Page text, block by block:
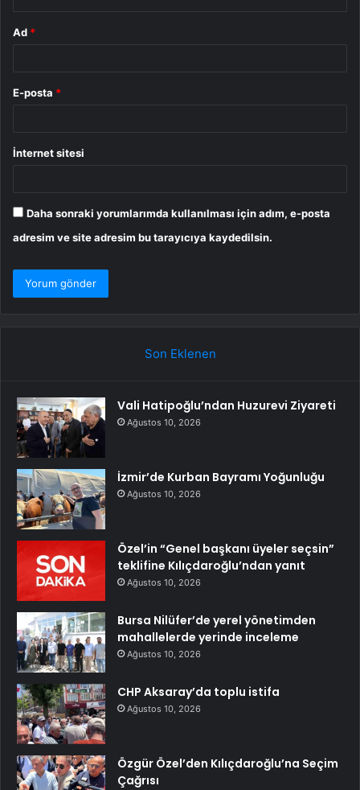
Ad *
E-posta *
İnternet sitesi
Daha sonraki yorumlarımda kullanılması için adım, e-posta
adresim ve site adresim bu tarayıcıya kaydedilsin.
Son Eklenen
Vali Hatipoğlu’ndan Huzurevi Ziyareti
Ağustos 10, 2026
İzmir’de Kurban Bayramı Yoğunluğu
Ağustos 10, 2026
Özel’in “Genel başkanı üyeler seçsin”
teklifine Kılıçdaroğlu’ndan yanıt
Ağustos 10, 2026
Bursa Nilüfer’de yerel yönetimden
mahallelerde yerinde inceleme
Ağustos 10, 2026
CHP Aksaray’da toplu istifa
Ağustos 10, 2026
Özgür Özel’den Kılıçdaroğlu’na Seçim
Çağrısı